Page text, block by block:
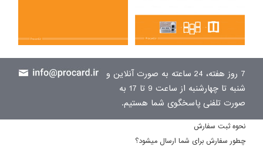
7 روز هفته، 24 ساعته به صورت آنلاین و
شنبه تا چهارشنبه از ساعت 9 تا 17 به
صورت تلفنی پاسخگوی شما هستیم.
نحوه ثبت سفارش
چطور سفارش برای شما ارسال میشود؟